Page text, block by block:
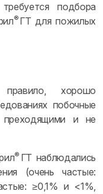
подбора
® ГТ для пожилых
хорошо
побочные
преходящими и не
® ГТ наблюдались
(очень частые:
≥0,1% и <1%,